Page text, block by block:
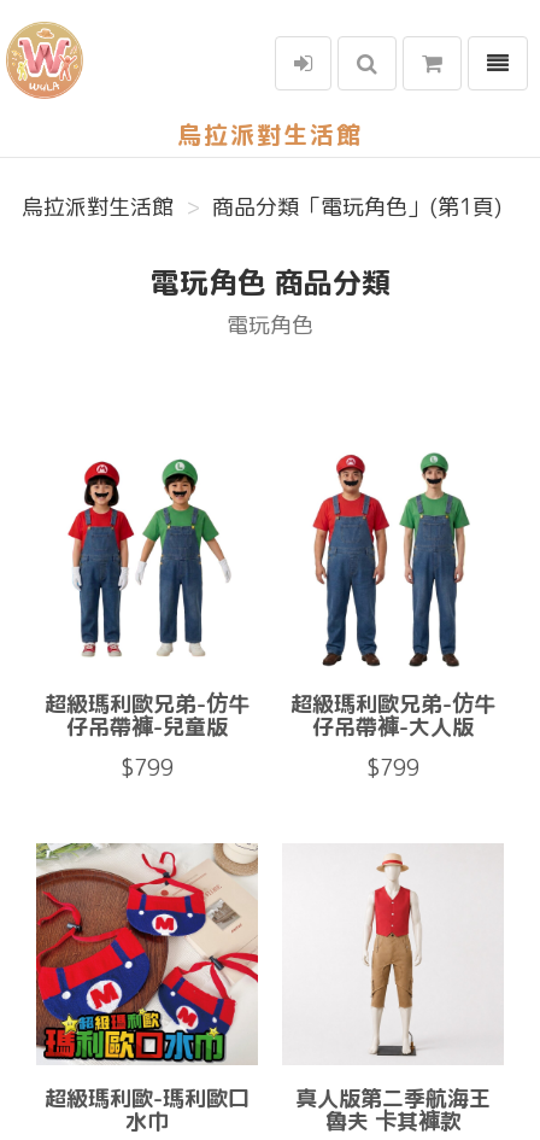
烏拉派對生活館
選單
烏拉派對生活館 商品分類「電玩角色」(第1頁)
電玩角色 商品分類
電玩角色
超級瑪利歐兄弟-仿牛
仔吊帶褲-兒童版
$799
超級瑪利歐兄弟-仿牛
仔吊帶褲-大人版
$799
超級瑪利歐-瑪利歐口
水巾
真人版第二季航海王
魯夫 卡其褲款